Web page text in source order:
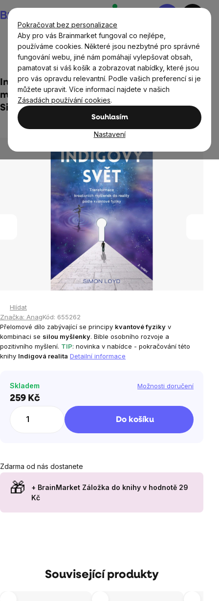
Pokračovat bez personalizace
Aby pro vás Brainmarket fungoval co nejlépe,
používáme cookies. Některé jsou nezbytné pro správné
fungování webu, jiné nám pomáhají vylepšovat obsah,
pamatovat si váš košík a zobrazovat nabídky, které jsou
pro vás opravdu relevantní. Podle vašich preferencí si je
můžete upravit. Více informací najdete v našich
Zásadách používání cookies.
Souhlasím
Nastavení
na
obsah
Nákupní
Domov Knihy
Indigový svět – Transformace kreativních
myšlenek do reality podle kvantové fyziky -
Simon Loyd
Průměrné
produktu
Zdarma od nás dostanete
+ BrainMarket Záložka do knihy v hodnotě 29
Kč
Hlídat
Značka: AnagKód: 655262
Přelomové dílo zabývající se principy kvantové fyziky v
kombinaci se silou myšlenky. Bible osobního rozvoje a
pozitivního myšlení. TIP: novinka v nabídce - pokračování této
knihy Indigová realita Detailní informace
Skladem Možnosti doručení
259 Kč
Do košíku
Související produkty